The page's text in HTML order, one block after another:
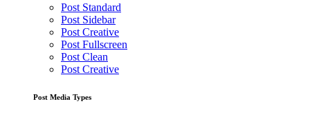
Post Standard
Post Sidebar
Post Creative
Post Fullscreen
Post Clean
Post Creative
Post Media Types